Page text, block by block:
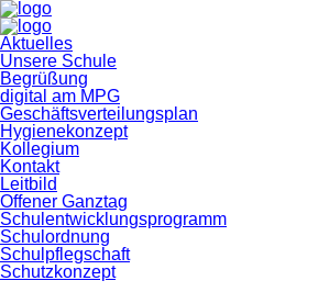
Navigation
überspringen
Aktuelles
Unsere Schule
Begrüßung
digital am MPG
Geschäftsverteilungsplan
Hygienekonzept
Kollegium
Kontakt
Leitbild
Offener Ganztag
Schulentwicklungsprogramm
Schulordnung
Schulpflegschaft
Schutzkonzept